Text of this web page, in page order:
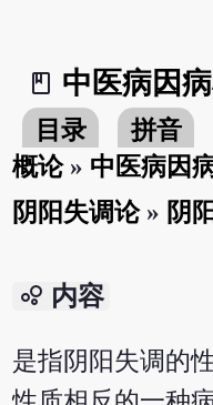
book_2
中医病因
目录 拼音
概论» 中医病因
阴阳失调论» 阴
bubble_chart 内容
是指阴阳失调的